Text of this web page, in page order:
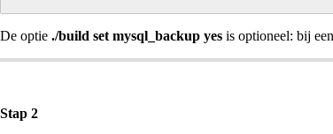
De optie ./build set mysql_backup yes is optioneel: bij
Stap 2